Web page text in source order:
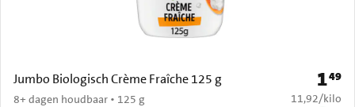
Jumbo Biologisch Crème Fraîche 125 g
8+ dagen houdbaar • 125 g
Prijs:
149
€ 11,92 per
11,92/kilo